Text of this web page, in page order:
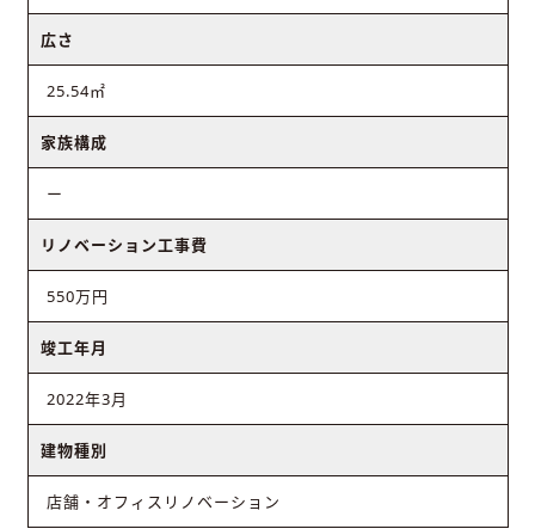
広さ
25.54㎡
家族構成
ー
リノベーション工事費
550万円
竣工年月
2022年3月
建物種別
店舗・オフィスリノベーション